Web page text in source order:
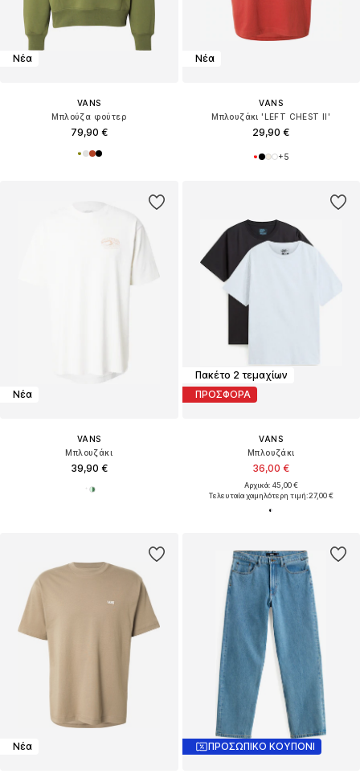
Νέα
VANS
Μπλούζα φούτερ
79,90 €
Νέα
VANS
Μπλουζάκι 'LEFT CHEST II'
29,90 €
+5
Νέα
VANS
Μπλουζάκι
39,90 €
Πακέτο 2 τεμαχίων
ΠΡΟΣΦΟΡΑ
VANS
Μπλουζάκι
36,00 €
Αρχικά: 45,00 €
Τελευταία χαμηλότερη τιμή:27,00 €
Νέα ΠΡΟΣΩΠΙΚΟ ΚΟΥΠΟΝΙ